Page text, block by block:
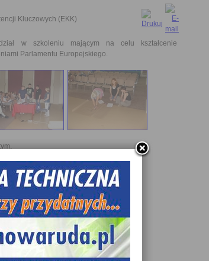
Kluczowych (EKK)
w szkoleniu mającym na celu kształcenie
Parlamentu Europejskiego.
techniczne,